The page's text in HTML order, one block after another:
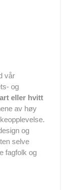
vår
og
eller hvitt
av høy
og
selve
fagfolk og